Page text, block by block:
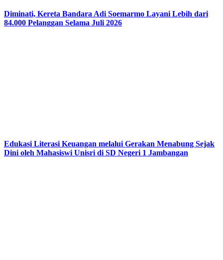
Diminati, Kereta Bandara Adi Soemarmo Layani Lebih dari
84.000 Pelanggan Selama Juli 2026
Edukasi Literasi Keuangan melalui Gerakan Menabung Sejak
Dini oleh Mahasiswi Unisri di SD Negeri 1 Jambangan